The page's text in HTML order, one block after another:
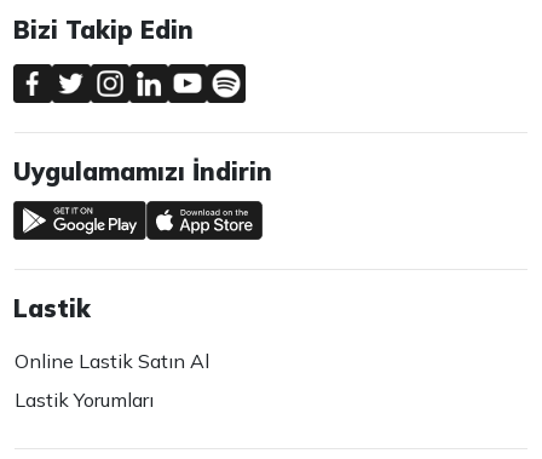
Bizi Takip Edin
Uygulamamızı İndirin
Lastik
Online Lastik Satın Al
Lastik Yorumları